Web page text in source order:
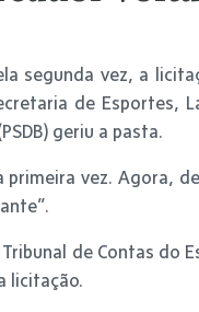
segunda vez, a
de Esportes,
geriu a pasta.
primeira vez. Agora,
de Contas do
licitação.